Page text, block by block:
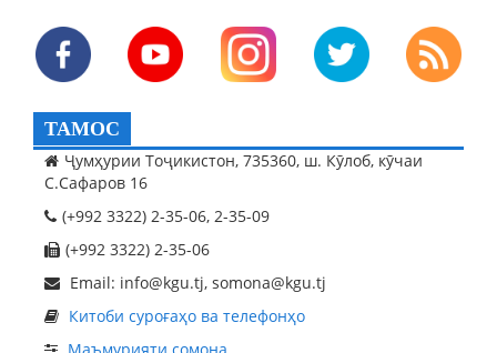
ТАМОС
Ҷумҳурии Тоҷикистон, 735360, ш. Кӯлоб, кӯчаи
С.Сафаров 16
(+992 3322) 2-35-06, 2-35-09
(+992 3322) 2-35-06
Email: info@kgu.tj, somona@kgu.tj
Китоби суроғаҳо ва телефонҳо